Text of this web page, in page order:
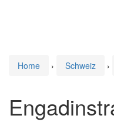
Home › Schweiz ›